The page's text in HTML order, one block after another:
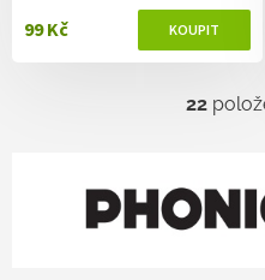
99 Kč
22